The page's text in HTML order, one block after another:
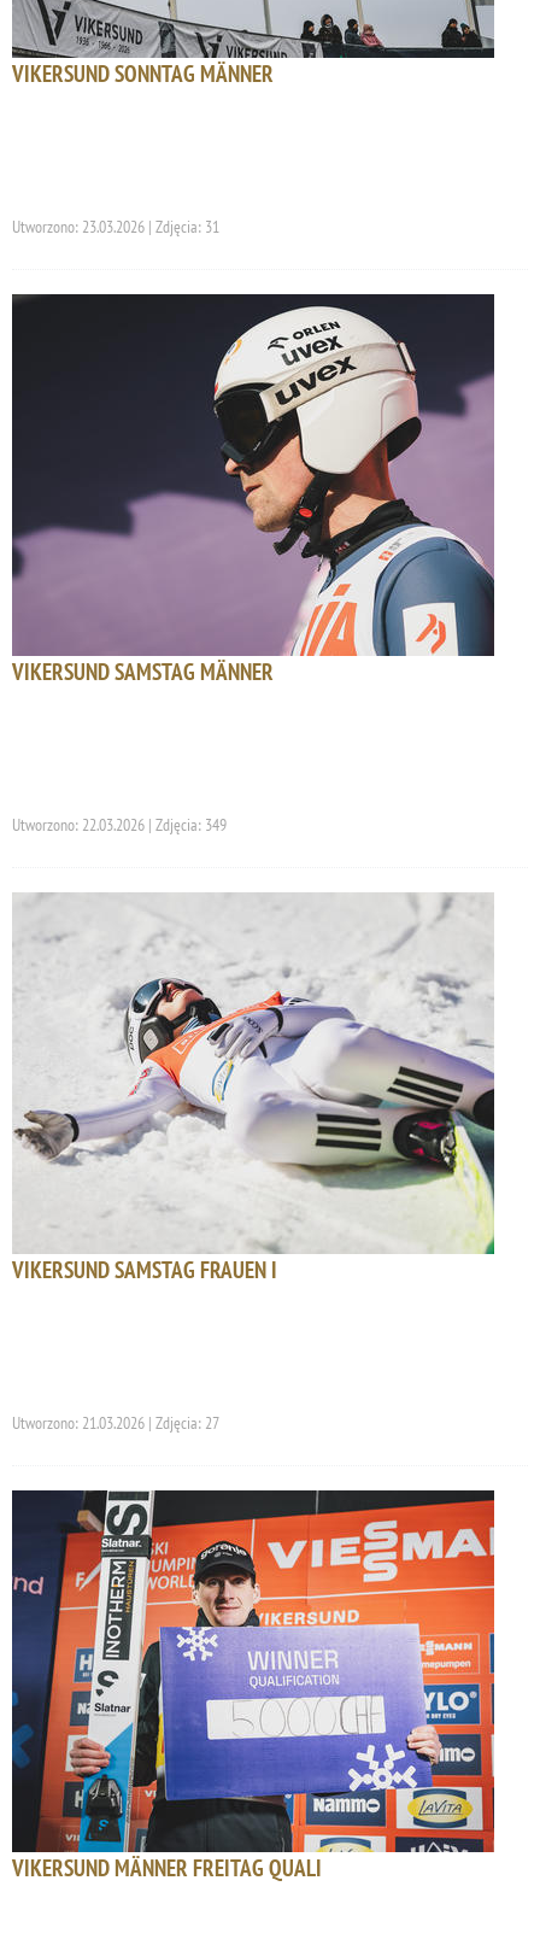
VIKERSUND SONNTAG MÄNNER
Utworzono: 23.03.2026 | Zdjęcia: 31
VIKERSUND SAMSTAG MÄNNER
Utworzono: 22.03.2026 | Zdjęcia: 349
VIKERSUND SAMSTAG FRAUEN I
Utworzono: 21.03.2026 | Zdjęcia: 27
VIKERSUND MÄNNER FREITAG QUALI